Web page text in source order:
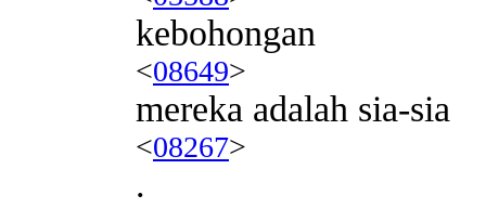
kebohongan
<08649>
mereka adalah sia-sia
<08267>
.